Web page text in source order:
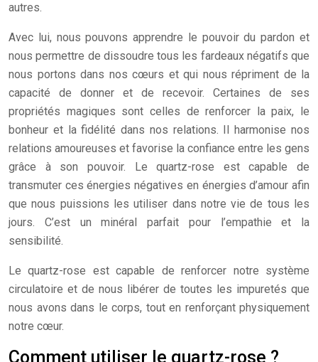
autres.
Avec lui, nous pouvons apprendre le pouvoir du pardon et
nous permettre de dissoudre tous les fardeaux négatifs que
nous portons dans nos cœurs et qui nous répriment de la
capacité de donner et de recevoir. Certaines de ses
propriétés magiques sont celles de renforcer la paix, le
bonheur et la fidélité dans nos relations. Il harmonise nos
relations amoureuses et favorise la confiance entre les gens
grâce à son pouvoir. Le quartz-rose est capable de
transmuter ces énergies négatives en énergies d’amour afin
que nous puissions les utiliser dans notre vie de tous les
jours. C’est un minéral parfait pour l’empathie et la
sensibilité.
Le quartz-rose est capable de renforcer notre système
circulatoire et de nous libérer de toutes les impuretés que
nous avons dans le corps, tout en renforçant physiquement
notre cœur.
Comment utiliser le quartz-rose ?